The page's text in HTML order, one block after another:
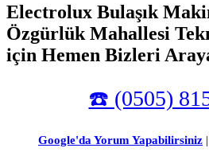
Electrolux Bulaşık
Özgürlük Mahallesi
için Hemen Bizleri
☎️ (0505)
Google'da Yorum Yapabilirsiniz |